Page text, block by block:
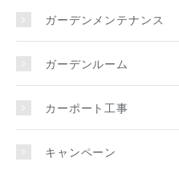
ガーデンメンテナンス
ガーデンルーム
カーポート工事
キャンペーン